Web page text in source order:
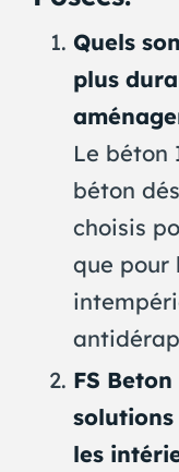
Quels
plus
Le
béton
choisis
que pour
FS
les